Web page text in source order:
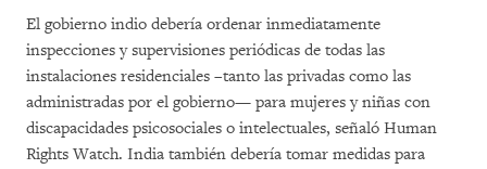
El gobierno indio debería ordenar inmediatamente
inspecciones y supervisiones periódicas de todas las
instalaciones residenciales –tanto las privadas como las
administradas por el gobierno— para mujeres y niñas con
discapacidades psicosociales o intelectuales, señaló Human
Rights Watch. India también debería tomar medidas para